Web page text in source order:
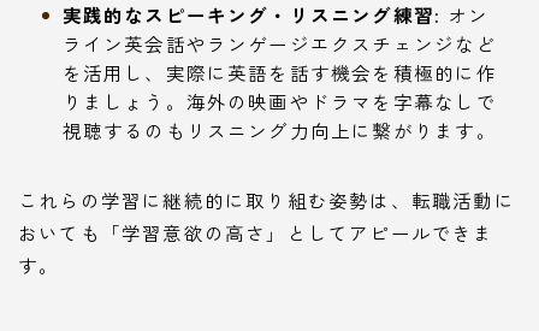
実践的なスピーキング・リスニング練習: オン
ライン英会話やランゲージエクスチェンジなど
を活用し、実際に英語を話す機会を積極的に作
りましょう。海外の映画やドラマを字幕なしで
視聴するのもリスニング力向上に繋がります。
これらの学習に継続的に取り組む姿勢は、転職活動に
おいても「学習意欲の高さ」としてアピールできま
す。